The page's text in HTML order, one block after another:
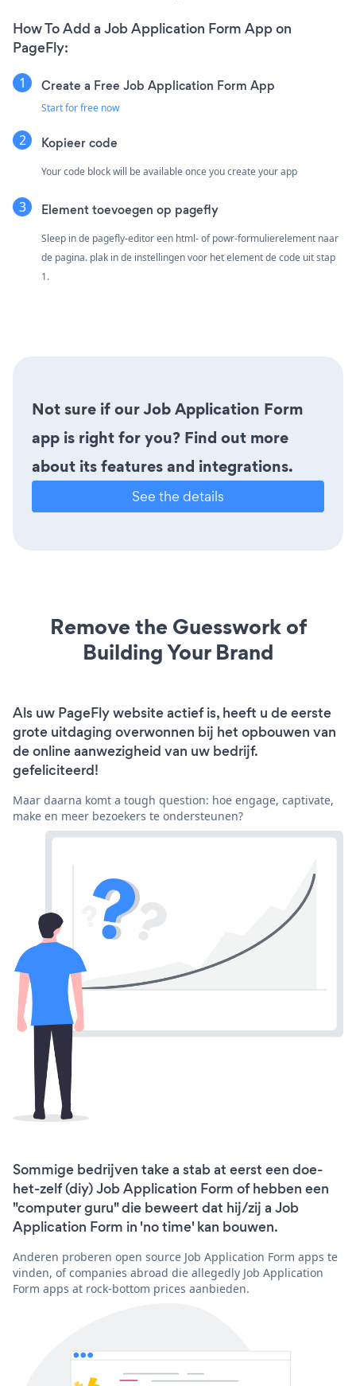
How To Add a Job Application Form App on
PageFly:
Create a Free Job Application Form App
Start for free now
Kopieer code
Your code block will be available once you create your app
Element toevoegen op pagefly
Sleep in de pagefly-editor een html- of powr-formulierelement naar
de pagina. plak in de instellingen voor het element de code uit stap
1.
Not sure if our Job Application Form
app is right for you? Find out more
about its features and integrations.
See the details
Remove the Guesswork of
Building Your Brand
Als uw PageFly website actief is, heeft u de eerste
grote uitdaging overwonnen bij het opbouwen van
de online aanwezigheid van uw bedrijf.
gefeliciteerd!
Maar daarna komt a tough question: hoe engage, captivate,
make en meer bezoekers te ondersteunen?
Sommige bedrijven take a stab at eerst een doe-
het-zelf (diy) Job Application Form of hebben een
"computer guru" die beweert dat hij/zij a Job
Application Form in 'no time' kan bouwen.
Anderen proberen open source Job Application Form apps te
vinden, of companies abroad die allegedly Job Application
Form apps at rock-bottom prices aanbieden.